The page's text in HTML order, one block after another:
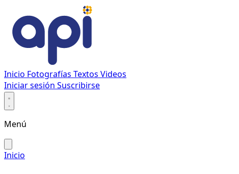
Inicio Fotografías Textos Videos
Iniciar sesión Suscribirse
Menú
Inicio